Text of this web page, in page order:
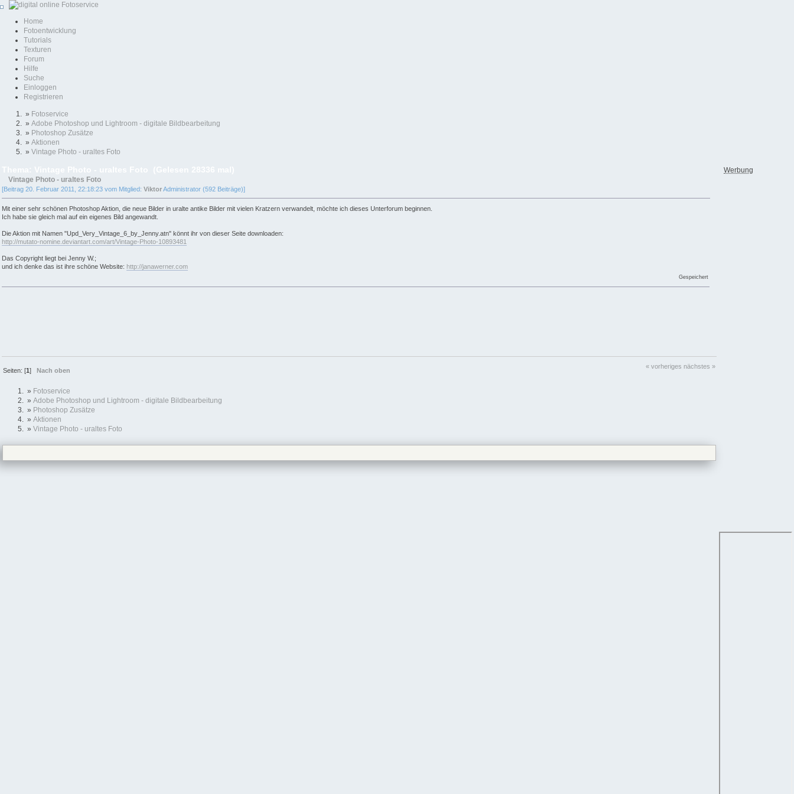
Home
Fotoentwicklung
Tutorials
Texturen
Forum
Hilfe
Suche
Einloggen
Registrieren
» Fotoservice
» Adobe Photoshop und Lightroom - digitale Bildbearbeitung
» Photoshop Zusätze
» Aktionen
» Vintage Photo - uraltes Foto
Vintage Photo - uraltes Foto
[Beitrag 20. Februar 2011, 22:18:23 vom Mitglied: ViktorAdministrator (592 Beiträge)]
Mit einer sehr schönen Photoshop Aktion, die neue Bilder in uralte antike Bilder mit vielen Kratzern verwandelt, möchte ich dieses Unterforum beginnen.
Ich habe sie gleich mal auf ein eigenes Bild angewandt.
Die Aktion mit Namen "Upd_Very_Vintage_6_by_Jenny.atn" könnt ihr von dieser Seite downloaden:
http://mutato-nomine.deviantart.com/art/Vintage-Photo-10893481
Das Copyright liegt bei Jenny W.;
und ich denke das ist ihre schöne Website: http://janawerner.com
Gespeichert
Seiten: [1]Nach oben
« vorheriges nächstes »
» Fotoservice
» Adobe Photoshop und Lightroom - digitale Bildbearbeitung
» Photoshop Zusätze
» Aktionen
» Vintage Photo - uraltes Foto
Werbung